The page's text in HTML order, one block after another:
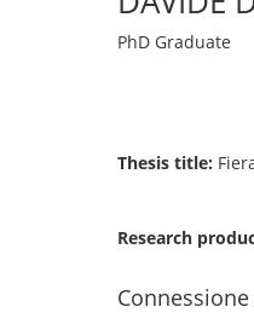
PhD Graduate
Thesis title:
Research